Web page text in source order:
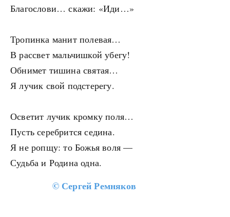
Благослови… скажи: «Иди…»
Тропинка манит полевая…
В рассвет мальчишкой убегу!
Обнимет тишина святая…
Я лучик свой подстерегу.
Осветит лучик кромку поля…
Пусть серебрится седина.
Я не ропщу: то Божья воля —
Судьба и Родина одна.
© Сергей Ремняков